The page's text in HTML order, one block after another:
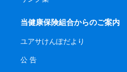
当健康保険組合からのご案内
ユアサけんぽだより
公 告